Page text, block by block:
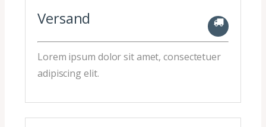
Versand
Lorem ipsum dolor sit amet, consectetuer
adipiscing elit.